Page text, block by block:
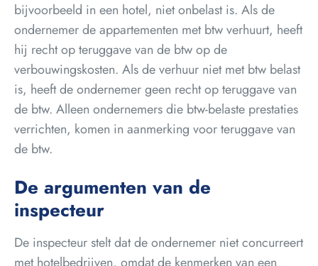
bijvoorbeeld in een hotel, niet onbelast is. Als de
ondernemer de appartementen met btw verhuurt, heeft
hij recht op teruggave van de btw op de
verbouwingskosten. Als de verhuur niet met btw belast
is, heeft de ondernemer geen recht op teruggave van
de btw. Alleen ondernemers die btw-belaste prestaties
verrichten, komen in aanmerking voor teruggave van
de btw.
De argumenten van de
inspecteur
De inspecteur stelt dat de ondernemer niet concurreert